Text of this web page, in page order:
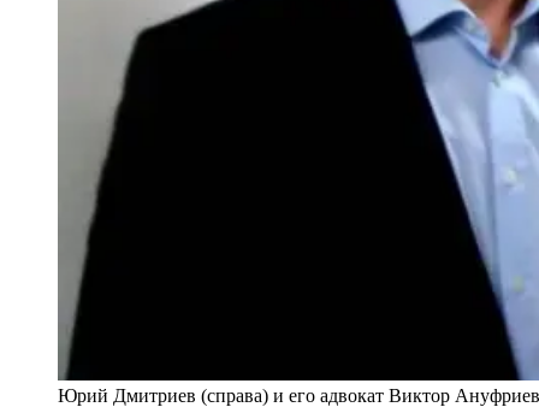
Юрий Дмитриев (справа) и его адвокат Виктор